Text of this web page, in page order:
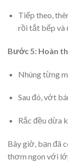
Tiếp theo,
rồi tắt bếp và
Bước 5: Hoàn
Nhúng từng
Sau đó, vớt
Rắc đều dừa
Bây giờ, bạn đã
thơm ngon với